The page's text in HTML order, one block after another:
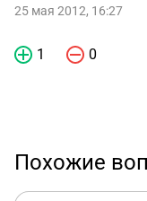
25 мая 2012, 16:27
1 0
Похожие